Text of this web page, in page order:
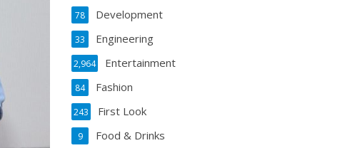
Development
78
Engineering
33
Entertainment
2,964
Fashion
84
First Look
243
Food & Drinks
9